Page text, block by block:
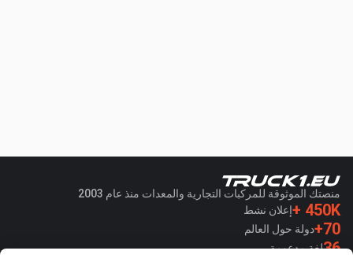
منصتك الموثوقة للمركبات التجارية والمعدات منذ عام 2003
450K + إعلان نشط
70+ دولة حول العالم
36لغة مدعومة